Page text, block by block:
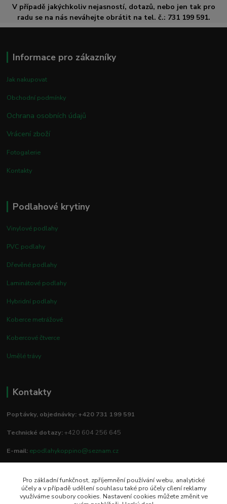
V případě jakýchkoliv nejasností, dotazů, nebo jen tak pro
radu se na nás neváhejte obrátit na tel. č.: 731 199 591.
Informace pro zákazníky
Jak nakupovat
Obchodní podmínky
Ochrana osobních údajů
Vrácení zboží
Fotogalerie
Kontakty
Podlahové krytiny
Vinylové podlahy
PVC podlahy
Dřevěné podlahy
Laminátové podlahy
Hybridní podlahy
Koberce metrážové
Kobercové čtverce
Umělé trávy
Kontakty
Poptávky, objednávky: +420 731 199 591
Technické dotazy:+420 604 256 645
E-mail: epodlahykoppino@seznam.cz
Prodejna/vzorkovna:
Studio Podlah
Pro základní funkčnost, zpříjemnění používání webu, analytické
účely a v případě udělení souhlasu také pro účely cílení reklamy
využíváme soubory cookies. Nastavení cookies můžete změnit ve